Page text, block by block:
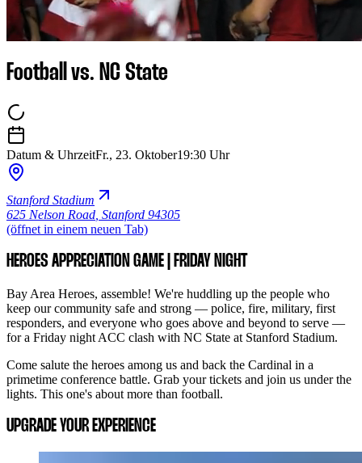
Football vs. NC State
Datum & UhrzeitFr., 23. Oktober19:30 Uhr
Stanford Stadium
625 Nelson Road Stanford 94305
(öffnet in einem neuen Tab)
HEROES APPRECIATION GAME | FRIDAY NIGHT
Bay Area Heroes, assemble! We're huddling up the people who
keep our community safe and strong — police, fire, military, first
responders, and everyone who goes above and beyond to serve —
for a Friday night ACC clash with NC State at Stanford Stadium.
Come salute the heroes among us and back the Cardinal in a
primetime conference battle. Grab your tickets and join us under the
lights. This one's about more than football.
UPGRADE YOUR EXPERIENCE